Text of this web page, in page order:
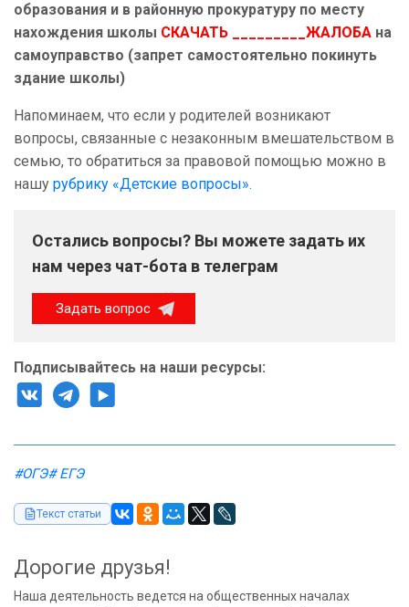
образования и в районную прокуратуру по месту
нахождения школы СКАЧАТЬ _________ЖАЛОБА на
самоуправство (запрет самостоятельно покинуть
здание школы)
Напоминаем, что если у родителей возникают
вопросы, связанные с незаконным вмешательством в
семью, то обратиться за правовой помощью можно в
нашу рубрику «Детские вопросы».
Остались вопросы? Вы можете задать их
нам через чат-бота в телеграм
Задать вопрос
Подписывайтесь на наши ресурсы:
#ОГЭ# ЕГЭ
Текст статьи
Дорогие друзья!
Наша деятельность ведется на общественных началах